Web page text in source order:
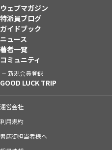
ウェブマガジン
特派員ブログ
ガイドブック
ニュース
著者一覧
コミュニティ
新規会員登録
GOOD LUCK TRIP
運営会社
利用規約
書店御担当者様へ